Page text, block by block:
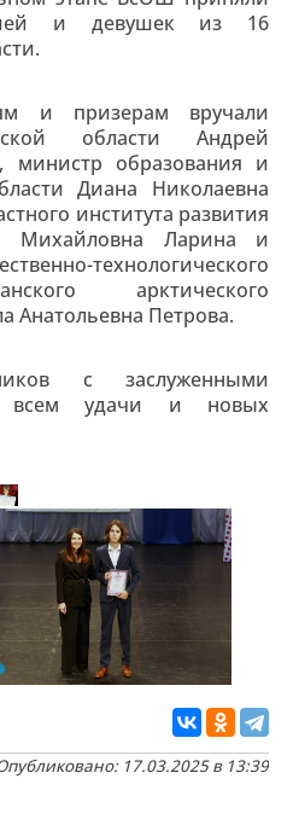
и девушек из 16
и призерам вручали
области Андрей
министр образования и
Диана Николаевна
института развития
Михайловна Ларина и
технологического
арктического
Анатольевна Петрова.
с заслуженными
всем удачи и новых
17.03.2025 в 13:39